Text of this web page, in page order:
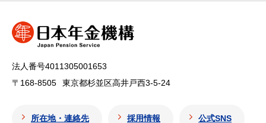
法人番号4011305001653
〒168-8505
東京都杉並区高井戸西3-5-24
所在地・連絡先 採用情報 公式SNS